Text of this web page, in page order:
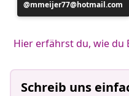
Beitrag
veröffentlicht
mmeijer77@hotmail.com
Hier erfährst du, wie du
Schreib uns